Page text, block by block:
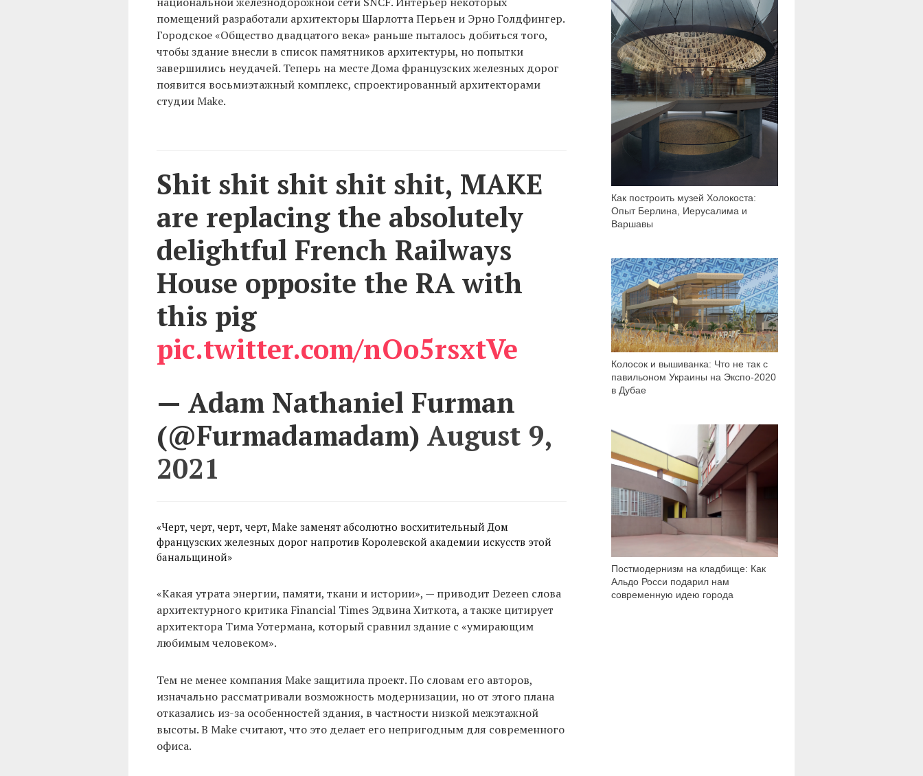
помещений разработали архитекторы Шарлотта Перьен и Эрно Голдфингер.
Городское «Общество двадцатого века» раньше пыталось добиться того,
чтобы здание внесли в список памятников архитектуры, но попытки
завершились неудачей. Теперь на месте Дома французских железных дорог
появится восьмиэтажный комплекс, спроектированный архитекторами
студии Make.
Shit shit shit shit shit, MAKE
are replacing the absolutely
delightful French Railways
House opposite the RA with
this pig
pic.twitter.com/nOo5rsxtVe
— Adam Nathaniel Furman
(@Furmadamadam) August 9,
2021
«Черт, черт, черт, черт, Make заменят абсолютно восхитительный Дом
французских железных дорог напротив Королевской академии искусств этой
банальщиной»
«Какая утрата энергии, памяти, ткани и истории», — приводит Dezeen слова
архитектурного критика Financial Times Эдвина Хиткота, а также цитирует
архитектора Тима Уотермана, который сравнил здание с «умирающим
любимым человеком».
Тем не менее компания Make защитила проект. По словам его авторов,
изначально рассматривали возможность модернизации, но от этого плана
отказались из-за особенностей здания, в частности низкой межэтажной
высоты. В Make считают, что это делает его непригодным для современного
офиса.
Как построить музей Холокоста:
Опыт Берлина, Иерусалима и
Варшавы
Колосок и вышиванка: Что не так с
павильоном Украины на Экспо-2020
в Дубае
23 238
Постмодернизм на кладбище: Как
Альдо Росси подарил нам
современную идею города
4 787